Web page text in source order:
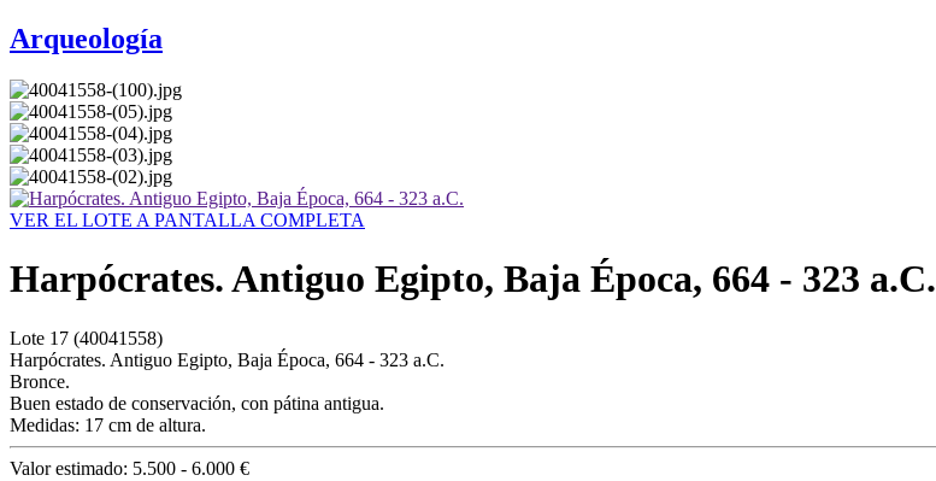
Arqueología
VER EL LOTE A PANTALLA COMPLETA
Harpócrates. Antiguo Egipto, Baja Época, 664 - 323 a.C.
Lote 17 (40041558)
Harpócrates. Antiguo Egipto, Baja Época, 664 - 323 a.C.
Bronce.
Buen estado de conservación, con pátina antigua.
Medidas: 17 cm de altura.
Valor estimado: 5.500 - 6.000 €